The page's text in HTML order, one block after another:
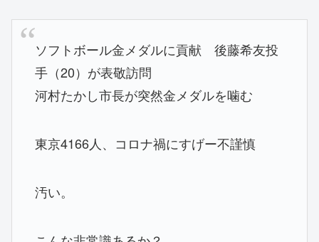
ソフトボール金メダルに貢献 後藤希友投
手（20）が表敬訪問
河村たかし市長が突然金メダルを噛む
東京4166人、コロナ禍にすげー不謹慎
汚い。